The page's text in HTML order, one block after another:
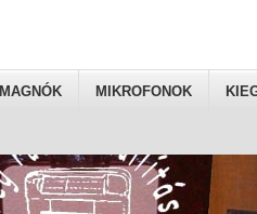
MAGNÓK MIKROFONOK